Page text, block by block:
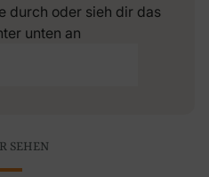
durch oder sieh dir das
unten an
SEHEN